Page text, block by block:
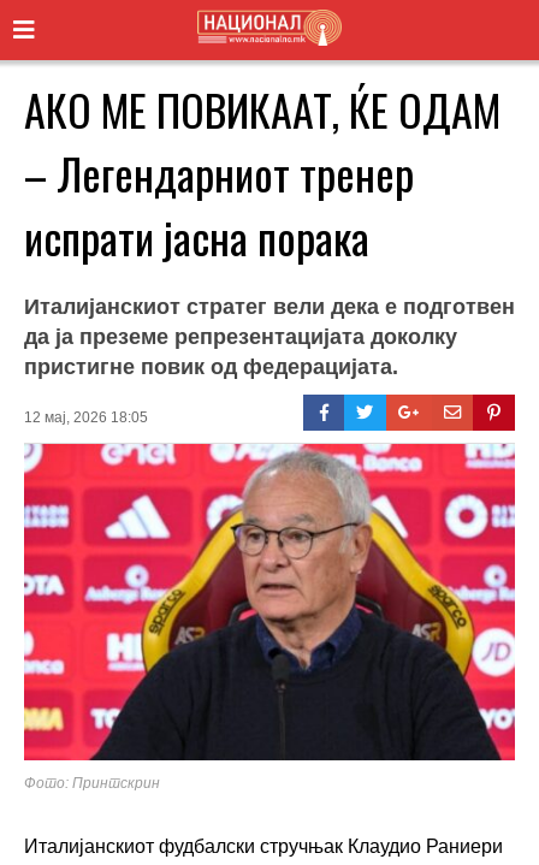
АКО МЕ ПОВИКААТ, ЌЕ ОДАМ
– Легендарниот тренер
испрати јасна порака
Италијанскиот стратег вели дека е подготвен
да ја преземе репрезентацијата доколку
пристигне повик од федерацијата.
12 мај, 2026 18:05
Фото: Принтскрин
Италијанскиот фудбалски стручњак Клаудио Раниери